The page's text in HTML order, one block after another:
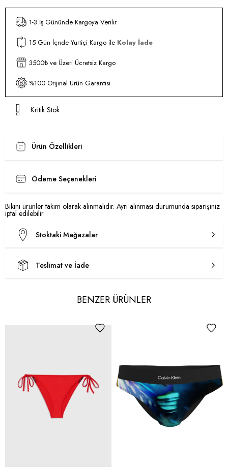
1-3 İş Gününde Kargoya Verilir
15 Gün İçnde Yurtiçi Kargo ile Kolay İade
3500₺ ve Üzeri Ücretsiz Kargo
%100 Orijinal Ürün Garantisi
Kritik Stok
Ürün Özellikleri
Ödeme Seçenekleri
Bikini ürünler takım olarak alınmalıdır. Ayrı alınması durumunda siparişiniz
iptal edilebilir.
Stoktaki Mağazalar
Teslimat ve İade
BENZER ÜRÜNLER